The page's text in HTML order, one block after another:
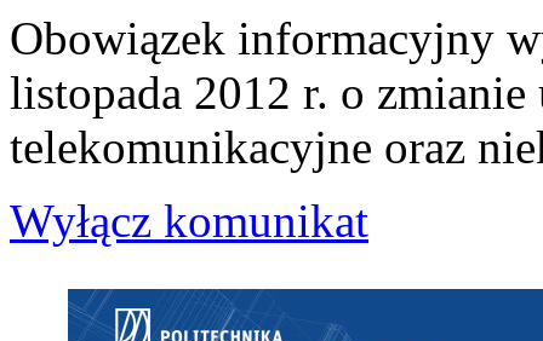
Obowiązek informacyjny
listopada 2012 r. o zmianie
telekomunikacyjne oraz
Wyłącz komunikat